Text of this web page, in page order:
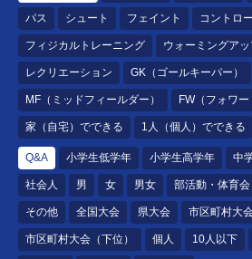
パス シュート フェイント コントロ
フィジカルトレーニング ウォーミングア
レクリエーション GK（ゴールキーパー）
MF（ミッドフィールダー） FW（フォワー
家（自宅）でできる 1人（個人）でできる
Q&A 小学生低学年 小学生高学年 中
社会人 男 女 男女 部活動・体育会
その他 全国大会 県大会 市区町村大
市区町村大会（下位） 個人 10人以下